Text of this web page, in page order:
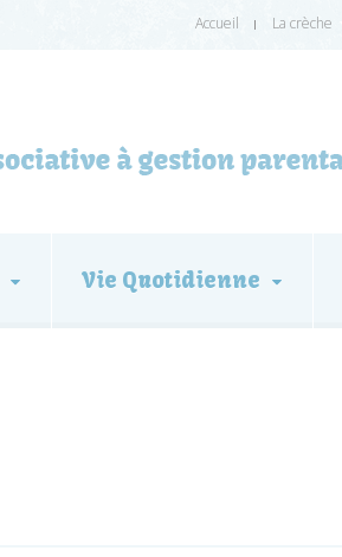
Accueil La crèche
Vie Quotidienne